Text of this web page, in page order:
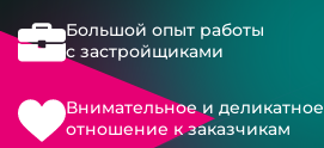
Большой опыт работы
с застройщиками
Внимательное и деликатное
отношение к заказчикам